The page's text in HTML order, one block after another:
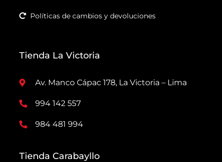
Políticas de cambios y devoluciones
Tienda La Victoria
Av. Manco Cápac 178, La Victoria – Lima
994 142 557
984 481 994
Tienda Carabayllo